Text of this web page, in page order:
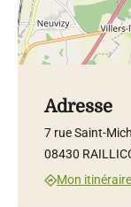
Adresse
7 rue Saint-
08430
Mon